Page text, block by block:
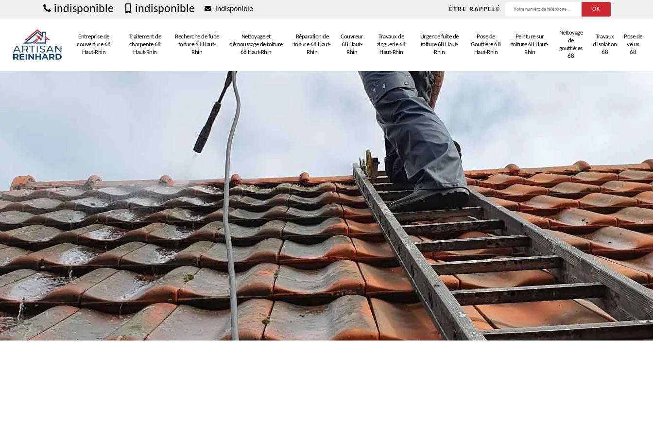
indisponible indisponible indisponible ÊTRE RAPPELÉ
Entreprise de
couverture 68
Haut-Rhin
Traitement de
charpente 68
Haut-Rhin
Recherche de fuite
toiture 68 Haut-
Rhin
Nettoyage et
démoussage de toiture
68 Haut-Rhin
Réparation de
toiture 68 Haut-
Rhin
Couvreur
68 Haut-
Rhin
Travaux de
zinguerie 68
Haut-Rhin
Urgence fuite de
toiture 68 Haut-
Rhin
Pose de
Gouttière 68
Haut-Rhin
Peinture sur
toiture 68 Haut-
Rhin
Nettoyage
de
gouttières
68
Travaux
d'isolation
68
Pose de
velux
68